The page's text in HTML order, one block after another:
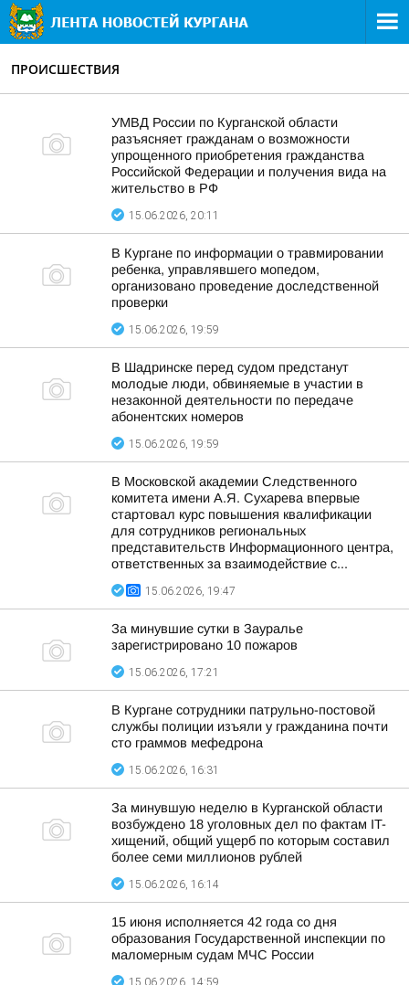
ПРОИСШЕСТВИЯ
УМВД России по Курганской области
разъясняет гражданам о возможности
упрощенного приобретения гражданства
Российской Федерации и получения вида на
жительство в РФ
15.06.2026, 20:11
В Кургане по информации о травмировании
ребенка, управлявшего мопедом,
организовано проведение доследственной
проверки
15.06.2026, 19:59
В Шадринске перед судом предстанут
молодые люди, обвиняемые в участии в
незаконной деятельности по передаче
абонентских номеров
15.06.2026, 19:59
В Московской академии Следственного
комитета имени А.Я. Сухарева впервые
стартовал курс повышения квалификации
для сотрудников региональных
представительств Информационного центра,
ответственных за взаимодействие с...
15.06.2026, 19:47
За минувшие сутки в Зауралье
зарегистрировано 10 пожаров
15.06.2026, 17:21
В Кургане сотрудники патрульно-постовой
службы полиции изъяли у гражданина почти
сто граммов мефедрона
15.06.2026, 16:31
За минувшую неделю в Курганской области
возбуждено 18 уголовных дел по фактам IT-
хищений, общий ущерб по которым составил
более семи миллионов рублей
15.06.2026, 16:14
15 июня исполняется 42 года со дня
образования Государственной инспекции по
маломерным судам МЧС России
15.06.2026, 14:59